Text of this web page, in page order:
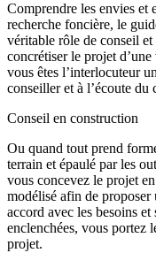
Comprendre les envies et
recherche foncière, le
véritable rôle de conseil
concrétiser le projet
vous êtes l’interlocuteur
conseiller et à l’écoute du
Conseil en construction
Ou quand tout prend
terrain et épaulé par les
vous concevez le projet
modélisé afin de proposer
accord avec les besoins
enclenchées, vous portez
projet.